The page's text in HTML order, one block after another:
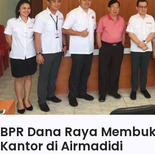
BPR Dana Raya
Kantor di Airmadidi